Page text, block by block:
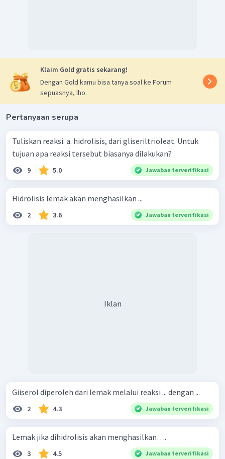
Klaim Gold gratis sekarang!
Dengan Gold kamu bisa tanya soal ke Forum
sepuasnya, lho.
Pertanyaan serupa
Tuliskan reaksi: a. hidrolisis, dari gliseriltrioleat. Untuk
tujuan apa reaksi tersebut biasanya dilakukan?
9 5.0 Jawaban terverifikasi
Hidrolisis lemak akan menghasilkan ...
2 3.6 Jawaban terverifikasi
Iklan
Giiserol diperoleh dari lemak melalui reaksi ... dengan ...
2 4.3 Jawaban terverifikasi
Lemak jika dihidrolisis akan menghasilkan….
3 4.5 Jawaban terverifikasi